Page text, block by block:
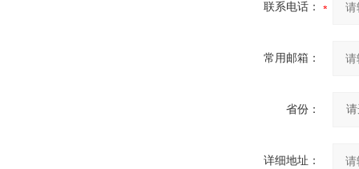
联系电话：
常用邮箱：
省份：
详细地址：